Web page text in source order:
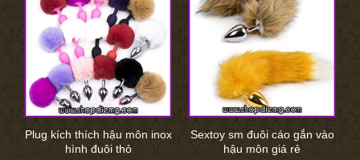
Plug kích thích hậu môn inox
hình đuôi thỏ
Sextoy sm đuôi cáo gắn vào
hậu môn giá rẻ